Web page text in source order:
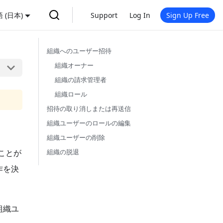
(日本) Support Log In Sign Up Free
とが
を決
織ユ
組織へのユーザー招待
組織オーナー
組織の請求管理者
組織ロール
招待の取り消しまたは再送信
組織ユーザーのロールの編集
組織ユーザーの削除
組織の脱退